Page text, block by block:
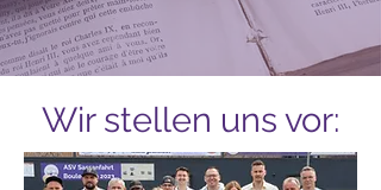
Wir stellen uns vor: